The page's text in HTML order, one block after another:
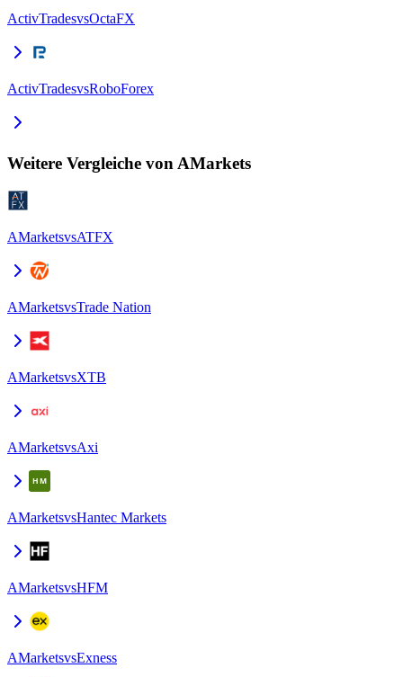
ActivTradesvsOctaFX
ActivTradesvsRoboForex
Weitere Vergleiche von AMarkets
AMarketsvsATFX
AMarketsvsTrade Nation
AMarketsvsXTB
AMarketsvsAxi
AMarketsvsHantec Markets
AMarketsvsHFM
AMarketsvsExness